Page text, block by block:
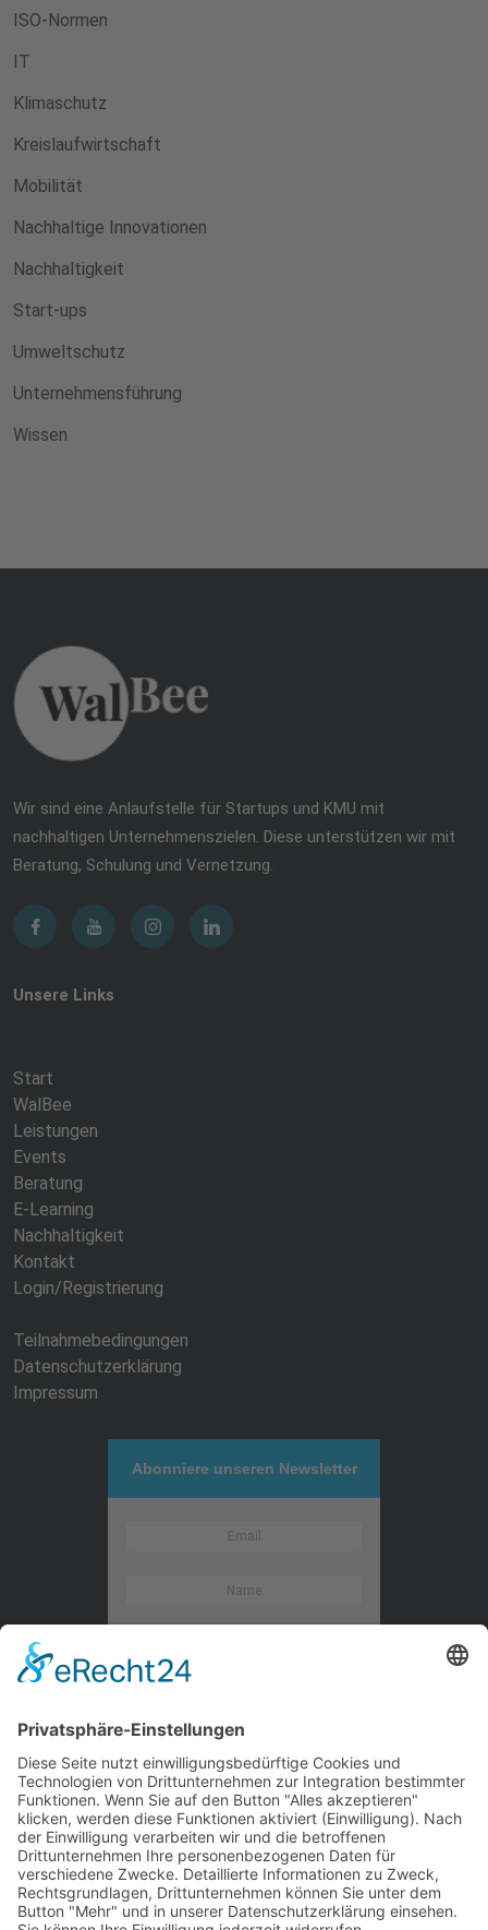
ISO-Normen
IT
Klimaschutz
Kreislaufwirtschaft
Mobilität
Nachhaltige Innovationen
Nachhaltigkeit
Start-ups
Umweltschutz
Unternehmensführung
Wissen
Wir sind eine Anlaufstelle für Startups und KMU mit
nachhaltigen Unternehmenszielen. Diese unterstützen wir mit
Beratung, Schulung und Vernetzung.
Unsere Links
Start
WalBee
Leistungen
Events
Beratung
E-Learning
Nachhaltigkeit
Kontakt
Login/Registrierung
Teilnahmebedingungen
Datenschutzerklärung
Impressum
Abonniere unseren Newsletter
Kontaktieren Sie uns
WalBee
Bizzmade GmbH
Gießereistraße 29
83022 Rosenheim
Tel.:+49 8031 282 09 50